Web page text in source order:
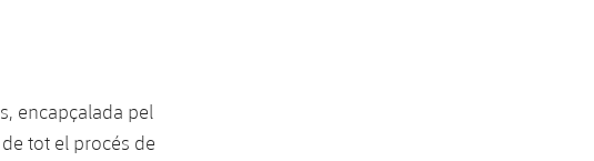
encapçalada pel
tot el procés de